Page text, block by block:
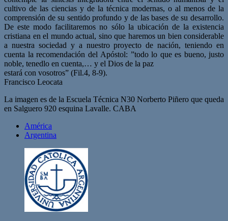
cultivo de las ciencias y de la técnica modernas, o al menos de la
comprensión de su sentido profundo y de las bases de su desarrollo.
De este modo facilitaremos no sólo la ubicación de la existencia
cristiana en el mundo actual, sino que haremos un bien considerable
a nuestra sociedad y a nuestro proyecto de nación, teniendo en
cuenta la recomendación del Apóstol: ”todo lo que es bueno, justo
noble, tenedlo en cuenta,… y el Dios de la paz
estará con vosotros” (Fil.4, 8-9).
Francisco Leocata
La imagen es de la Escuela Técnica N30 Norberto Piñero que queda
en Salguero 920 esquina Lavalle. CABA
América
Argentina